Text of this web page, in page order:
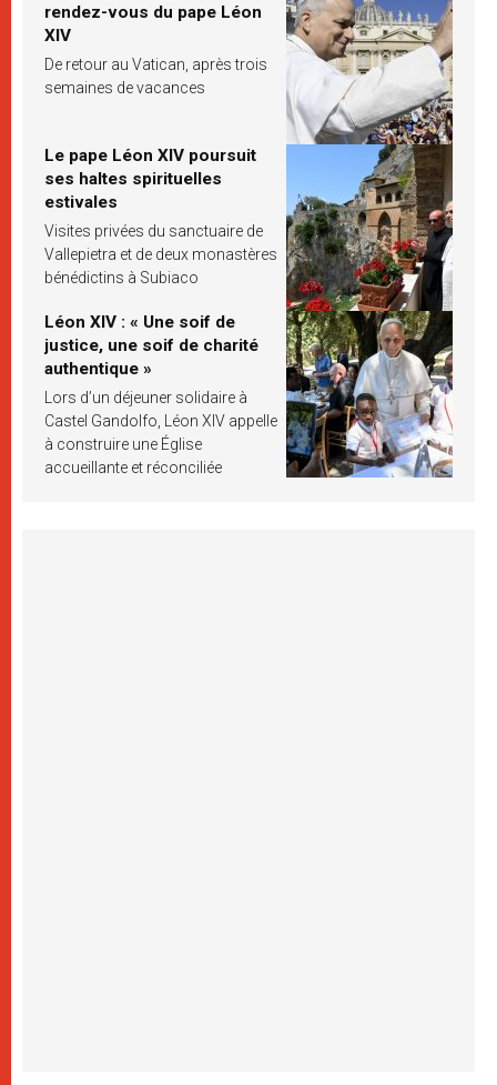
rendez-vous du pape Léon
XIV
De retour au Vatican, après trois
semaines de vacances
Le pape Léon XIV poursuit
ses haltes spirituelles
estivales
Visites privées du sanctuaire de
Vallepietra et de deux monastères
bénédictins à Subiaco
Léon XIV : « Une soif de
justice, une soif de charité
authentique »
Lors d’un déjeuner solidaire à
Castel Gandolfo, Léon XIV appelle
à construire une Église
accueillante et réconciliée